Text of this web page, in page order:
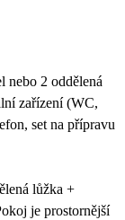
nebo 2 oddělená
zařízení (WC,
set na přípravu
lůžka +
je prostornější